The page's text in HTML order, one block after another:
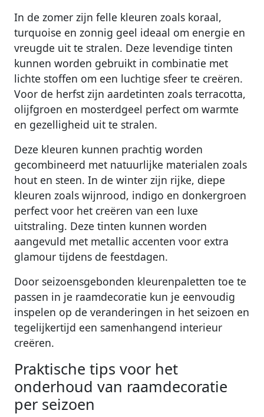
In de zomer zijn felle kleuren zoals koraal,
turquoise en zonnig geel ideaal om energie en
vreugde uit te stralen. Deze levendige tinten
kunnen worden gebruikt in combinatie met
lichte stoffen om een luchtige sfeer te creëren.
Voor de herfst zijn aardetinten zoals terracotta,
olijfgroen en mosterdgeel perfect om warmte
en gezelligheid uit te stralen.
Deze kleuren kunnen prachtig worden
gecombineerd met natuurlijke materialen zoals
hout en steen. In de winter zijn rijke, diepe
kleuren zoals wijnrood, indigo en donkergroen
perfect voor het creëren van een luxe
uitstraling. Deze tinten kunnen worden
aangevuld met metallic accenten voor extra
glamour tijdens de feestdagen.
Door seizoensgebonden kleurenpaletten toe te
passen in je raamdecoratie kun je eenvoudig
inspelen op de veranderingen in het seizoen en
tegelijkertijd een samenhangend interieur
creëren.
Praktische tips voor het
onderhoud van raamdecoratie
per seizoen